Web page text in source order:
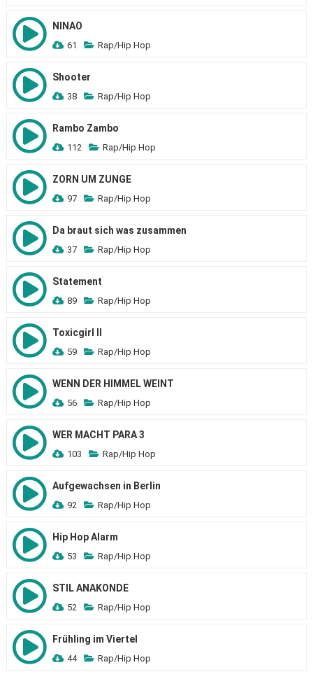
NINAO
61 Rap/Hip Hop
Shooter
38 Rap/Hip Hop
Rambo Zambo
112 Rap/Hip Hop
ZORN UM ZUNGE
97 Rap/Hip Hop
Da braut sich was zusammen
37 Rap/Hip Hop
Statement
89 Rap/Hip Hop
Toxicgirl II
59 Rap/Hip Hop
WENN DER HIMMEL WEINT
56 Rap/Hip Hop
WER MACHT PARA 3
103 Rap/Hip Hop
Aufgewachsen in Berlin
92 Rap/Hip Hop
Hip Hop Alarm
53 Rap/Hip Hop
STIL ANAKONDE
52 Rap/Hip Hop
Frühling im Viertel
44 Rap/Hip Hop